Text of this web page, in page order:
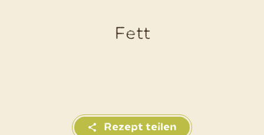
Fett
Rezept teilen